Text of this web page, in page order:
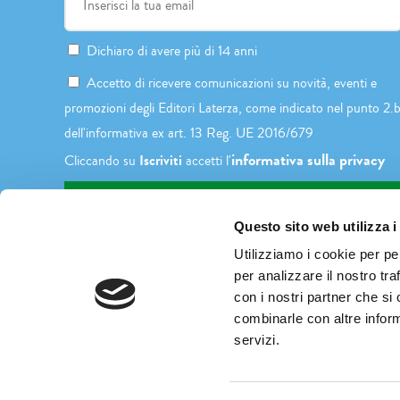
Questo sito web utilizza i
Utilizziamo i cookie per
per analizzare il nostro
con i nostri partner che si
combinarle con altre
servizi.
Dichiaro di avere più di 14 anni
Accetto di ricevere comunicazioni su novità, eventi e
promozioni degli Editori Laterza, come indicato nel punto 2.b
dell'informativa ex art. 13 Reg. UE 2016/679
Cliccando su Iscriviti accetti l'informativa sulla privacy